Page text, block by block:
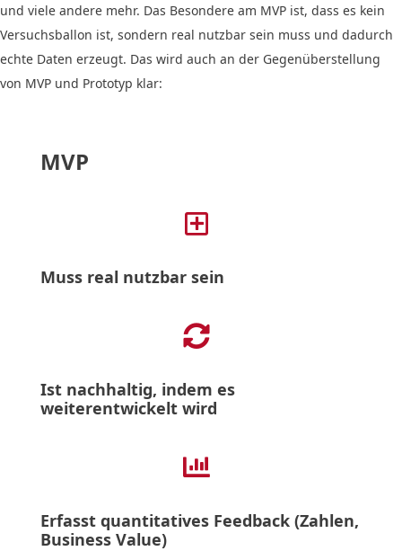
und viele andere mehr. Das Besondere am MVP ist, dass es kein
Versuchsballon ist, sondern real nutzbar sein muss und dadurch
echte Daten erzeugt. Das wird auch an der Gegenüberstellung
von MVP und Prototyp klar:
MVP

Muss real nutzbar sein

Ist nachhaltig, indem es
weiterentwickelt wird

Erfasst quantitatives Feedback (Zahlen,
Business Value)